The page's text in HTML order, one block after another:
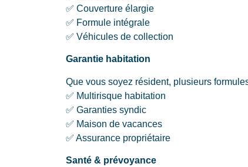
✅ Couverture élargie
✅ Formule intégrale
✅ Véhicules de collection
Garantie habitation
Que vous soyez résident, plusieurs
✅ Multirisque habitation
✅ Garanties syndic
✅ Maison de vacances
✅ Assurance propriétaire
Santé & prévoyance